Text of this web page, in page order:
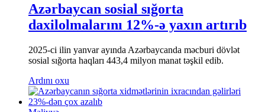
Azərbaycan sosial sığorta
daxilolmalarını 12%-ə yaxın artırıb
2025-ci ilin yanvar ayında Azərbaycanda məcburi dövlət
sosial sığorta haqları 443,4 milyon manat təşkil edib.
Ardını oxu